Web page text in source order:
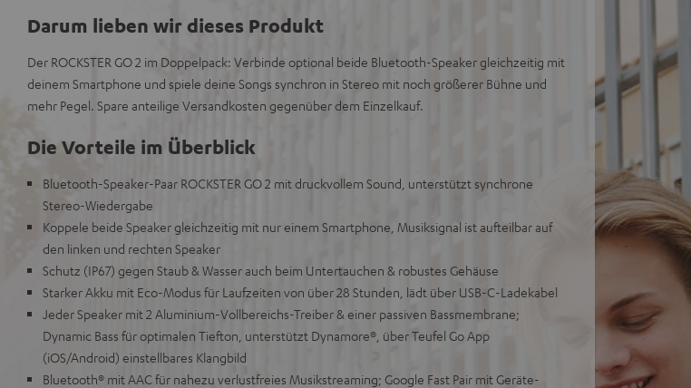
Darum lieben wir dieses Produkt
Der ROCKSTER GO 2 im Doppelpack: Verbinde optional beide Bluetooth-Speaker gleichzeitig mit
deinem Smartphone und spiele deine Songs synchron in Stereo mit noch größerer Bühne und
mehr Pegel. Spare anteilige Versandkosten gegenüber dem Einzelkauf.
Die Vorteile im Überblick
Bluetooth-Speaker-Paar ROCKSTER GO 2 mit druckvollem Sound, unterstützt synchrone
Stereo-Wiedergabe
Koppele beide Speaker gleichzeitig mit nur einem Smartphone, Musiksignal ist aufteilbar auf
den linken und rechten Speaker
Schutz (IP67) gegen Staub & Wasser auch beim Untertauchen & robustes Gehäuse
Starker Akku mit Eco-Modus für Laufzeiten von über 28 Stunden, lädt über USB-C-Ladekabel
Jeder Speaker mit 2 Aluminium-Vollbereichs-Treiber & einer passiven Bassmembrane;
Dynamic Bass für optimalen Tiefton, unterstützt Dynamore®, über Teufel Go App
(iOS/Android) einstellbares Klangbild
Bluetooth® mit AAC für nahezu verlustfreies Musikstreaming; Google Fast Pair mit Geräte-